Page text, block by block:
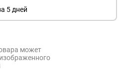
5 дней
может